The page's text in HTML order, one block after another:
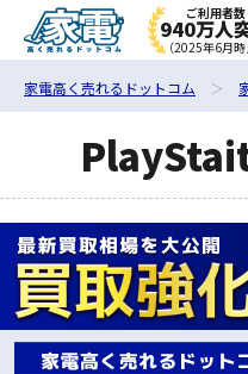
ご利用者数
940万人
（2025年6月
家電高く売れるドットコム